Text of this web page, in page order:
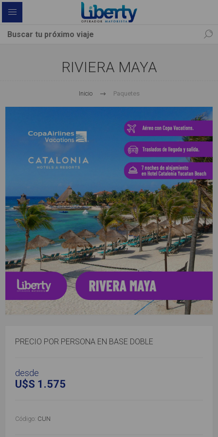
RIVIERA MAYA
Inicio Paquetes
PRECIO POR PERSONA EN BASE DOBLE
desde
U$S 1.575
Código: CUN